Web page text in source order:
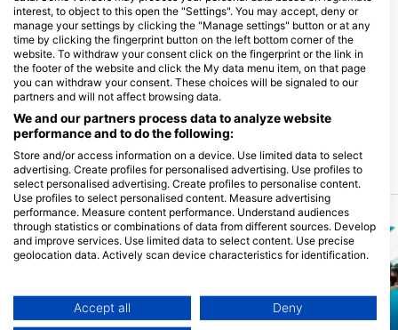
George Town, QuẦn ĐẢo Cayman
Sunset Divers
390 South Church St., KY1-1106
George Town, QuẦn ĐẢo Cayman
Các địa lặn lân cận
interest, to object to this open the "Settings". You may accept, deny or
manage your settings by clicking the "Manage settings" button or at any
time by clicking the fingerprint button on the left bottom corner of the
website. To withdraw your consent click on the fingerprint or the link in
the footer of the website and click the My data menu item, on that page
you can withdraw your consent. These choices will be signaled to our
partners and will not affect browsing data.
We and our partners process data to analyze website
performance and to do the following:
Store and/or access information on a device. Use limited data to select
advertising. Create profiles for personalised advertising. Use profiles to
select personalised advertising. Create profiles to personalise content.
Use profiles to select personalised content. Measure advertising
performance. Measure content performance. Understand audiences
through statistics or combinations of data from different sources. Develop
and improve services. Use limited data to select content. Use precise
geolocation data. Actively scan device characteristics for identification.
Data may be shared outside of the European Union and send to the USA.
Your consent and the cookie policy applies solely to this website/app.
Accept all Deny